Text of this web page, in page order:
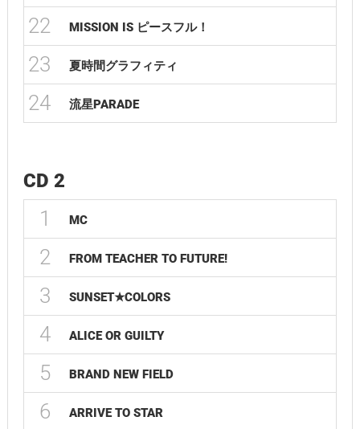
22 MISSION IS ピースフル！
23 夏時間グラフィティ
24 流星PARADE
CD 2
1 MC
2 FROM TEACHER TO FUTURE!
3 SUNSET★COLORS
4 ALICE OR GUILTY
5 BRAND NEW FIELD
6 ARRIVE TO STAR